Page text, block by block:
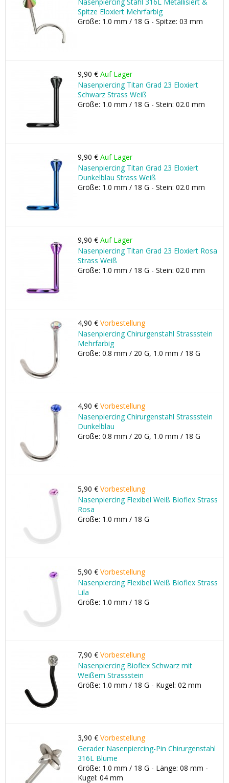
Spitze Eloxiert Mehrfarbig
Größe: 1.0 mm / 18 G - Spitze: 03 mm
9,90 € Auf Lager
Nasenpiercing Titan Grad 23 Eloxiert
Schwarz Strass Weiß
Größe: 1.0 mm / 18 G - Stein: 02.0 mm
9,90 € Auf Lager
Nasenpiercing Titan Grad 23 Eloxiert
Dunkelblau Strass Weiß
Größe: 1.0 mm / 18 G - Stein: 02.0 mm
9,90 € Auf Lager
Nasenpiercing Titan Grad 23 Eloxiert Rosa
Strass Weiß
Größe: 1.0 mm / 18 G - Stein: 02.0 mm
4,90 € Vorbestellung
Nasenpiercing Chirurgenstahl Strassstein
Mehrfarbig
Größe: 0.8 mm / 20 G, 1.0 mm / 18 G
4,90 € Vorbestellung
Nasenpiercing Chirurgenstahl Strassstein
Dunkelblau
Größe: 0.8 mm / 20 G, 1.0 mm / 18 G
5,90 € Vorbestellung
Nasenpiercing Flexibel Weiß Bioflex Strass
Rosa
Größe: 1.0 mm / 18 G
5,90 € Vorbestellung
Nasenpiercing Flexibel Weiß Bioflex Strass
Lila
Größe: 1.0 mm / 18 G
7,90 € Vorbestellung
Nasenpiercing Bioflex Schwarz mit
Weißem Strassstein
Größe: 1.0 mm / 18 G - Kugel: 02 mm
3,90 € Vorbestellung
Gerader Nasenpiercing-Pin Chirurgenstahl
316L Blume
Größe: 1.0 mm / 18 G - Länge: 08 mm -
Kugel: 04 mm